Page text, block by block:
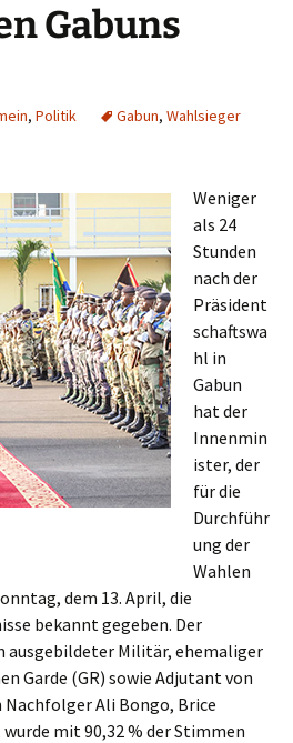
Gabuns
, Politik Gabun, Wahlsieger
Weniger
als 24
Stunden
nach der
Präsident
schaftswa
hl in
Gabun
hat der
Innenmin
ister, der
für die
Durchführ
ung der
Wahlen
dem 13. April, die
bekannt gegeben. Der
ausgebildeter Militär, ehemaliger
Garde (GR) sowie Adjutant von
Nachfolger Ali Bongo, Brice
mit 90,32 % der Stimmen